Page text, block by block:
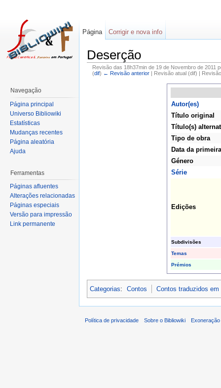
Deserção
Revisão das 18h37min de 19 de Novembro de 2011
(dif) ← Revisão anterior| Revisão atual (dif) |
Autor(es)
Título original
Título(s)
Tipo de obra
Data da
Género
Série
Edições
Subdivisões
Temas
Prémios
Categorias: Contos Contos traduzidos em
Página Corrigir e nova info
Navegação
Página principal
Universo Bibliowiki
Estatísticas
Mudanças recentes
Página aleatória
Ajuda
Ferramentas
Páginas afluentes
Alterações relacionadas
Páginas especiais
Versão para impressão
Link permanente
Política de privacidade Sobre o Bibliowiki